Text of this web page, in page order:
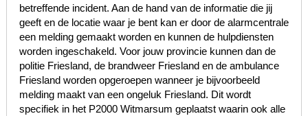
betreffende incident. Aan de hand van de informatie die jij
geeft en de locatie waar je bent kan er door de alarmcentrale
een melding gemaakt worden en kunnen de hulpdiensten
worden ingeschakeld. Voor jouw provincie kunnen dan de
politie Friesland, de brandweer Friesland en de ambulance
Friesland worden opgeroepen wanneer je bijvoorbeeld
melding maakt van een ongeluk Friesland. Dit wordt
specifiek in het P2000 Witmarsum geplaatst waarin ook alle